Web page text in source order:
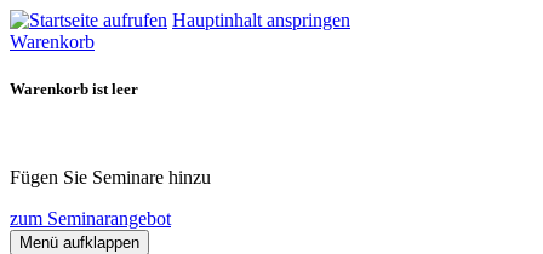
Hauptinhalt anspringen
Warenkorb
Warenkorb ist leer
Fügen Sie Seminare hinzu
zum Seminarangebot
Menü aufklappen